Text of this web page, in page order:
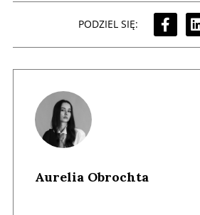
PODZIEL SIĘ:
Aurelia Obrochta